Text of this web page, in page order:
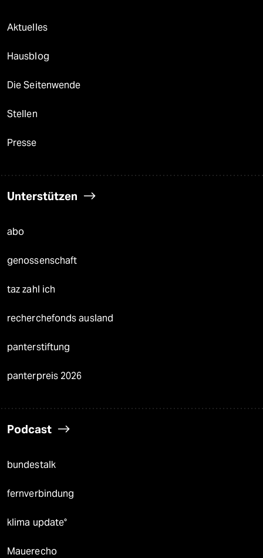
Aktuelles
Hausblog
Die Seitenwende
Stellen
Presse
Unterstützen
abo
genossenschaft
taz zahl ich
recherchefonds ausland
panterstiftung
panterpreis 2026
Podcast
bundestalk
fernverbindung
klima update°
Mauerecho